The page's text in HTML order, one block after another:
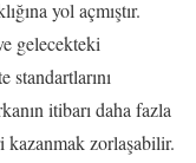
yol açmıştır.
gelecekteki
itibarı daha fazla
kazanmak zorlaşabilir.